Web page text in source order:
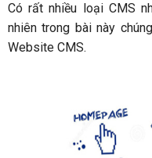
Có rất nhiều loại CMS
nhiên trong bài này
Website CMS.